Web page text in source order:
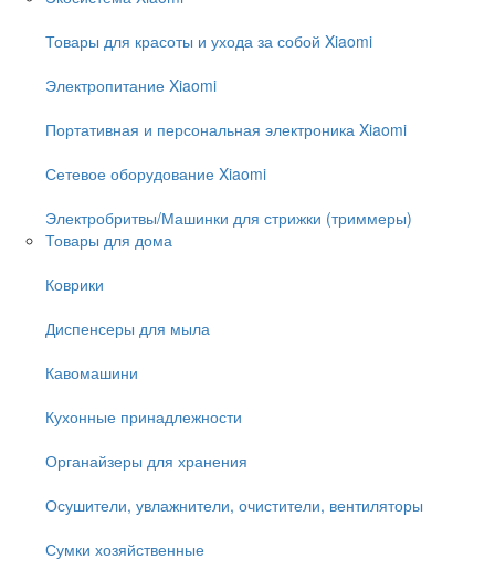
Товары для красоты и ухода за собой Xiaomi
Электропитание Xiaomi
Портативная и персональная электроника Xiaomi
Сетевое оборудование Xiaomi
Электробритвы/Машинки для стрижки (триммеры)
Товары для дома
Коврики
Диспенсеры для мыла
Кавомашини
Кухонные принадлежности
Органайзеры для хранения
Осушители, увлажнители, очистители, вентиляторы
Сумки хозяйственные